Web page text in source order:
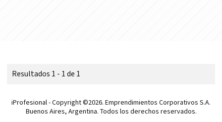
Resultados 1 - 1 de 1
iProfesional - Copyright ©2026. Emprendimientos Corporativos S.A.
Buenos Aires, Argentina. Todos los derechos reservados.